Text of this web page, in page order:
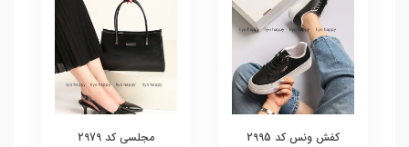
کفش ونس کد 2995 مجلسی کد 2979